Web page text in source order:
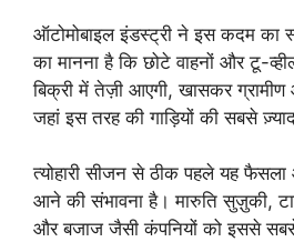
ऑटोमोबाइल इंडस्ट्री ने इस कदम का
का मानना है कि छोटे वाहनों और टू-
बिक्री में तेज़ी आएगी, खासकर
जहां इस तरह की गाड़ियों की सबसे
त्योहारी सीजन से ठीक पहले यह
आने की संभावना है। मारुति सुज़ुकी, टाटा
और बजाज जैसी कंपनियों को इससे